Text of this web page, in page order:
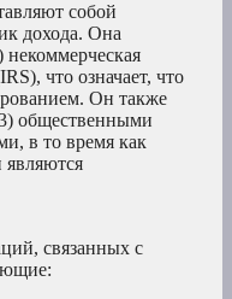
собой
дохода. Она
некоммерческая
что означает, что
Он также
общественными
в то время как
являются
связанных с